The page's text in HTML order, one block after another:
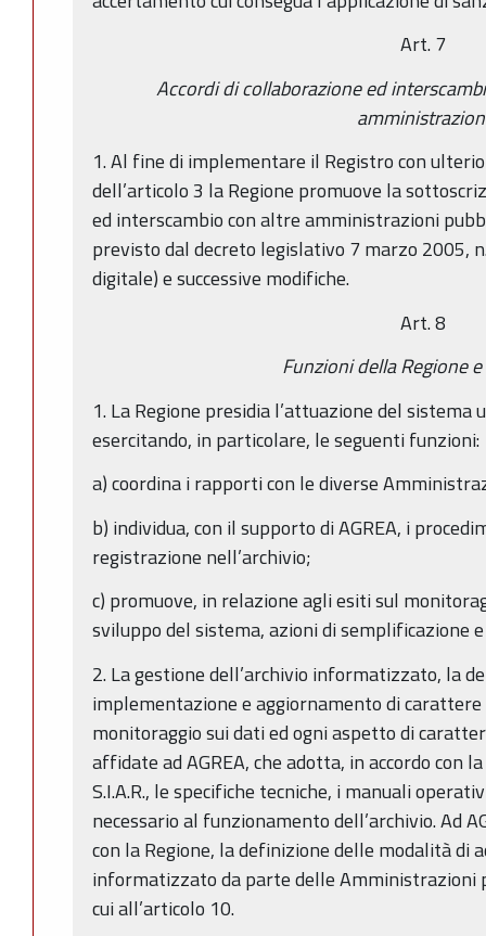
Art. 7
Accordi di collaborazione ed
1. Al fine di implementare il Registro con
dell’articolo 3 la Regione promuove la
ed interscambio con altre amministrazioni
previsto dal decreto legislativo 7 marzo 2005,
digitale) e successive modifiche.
Art. 8
Funzioni della Regione e
1. La Regione presidia l’attuazione del
esercitando, in particolare, le seguenti funzioni:
a) coordina i rapporti con le diverse
b) individua, con il supporto di AGREA, i
registrazione nell’archivio;
c) promuove, in relazione agli esiti sul
sviluppo del sistema, azioni di semplificazione
2. La gestione dell’archivio informatizzato, la
implementazione e aggiornamento di
monitoraggio sui dati ed ogni aspetto di
affidate ad AGREA, che adotta, in accordo con
S.I.A.R., le specifiche tecniche, i manuali
necessario al funzionamento dell’archivio. Ad
con la Regione, la definizione delle modalità di
informatizzato da parte delle Amministrazioni
cui all’articolo 10.